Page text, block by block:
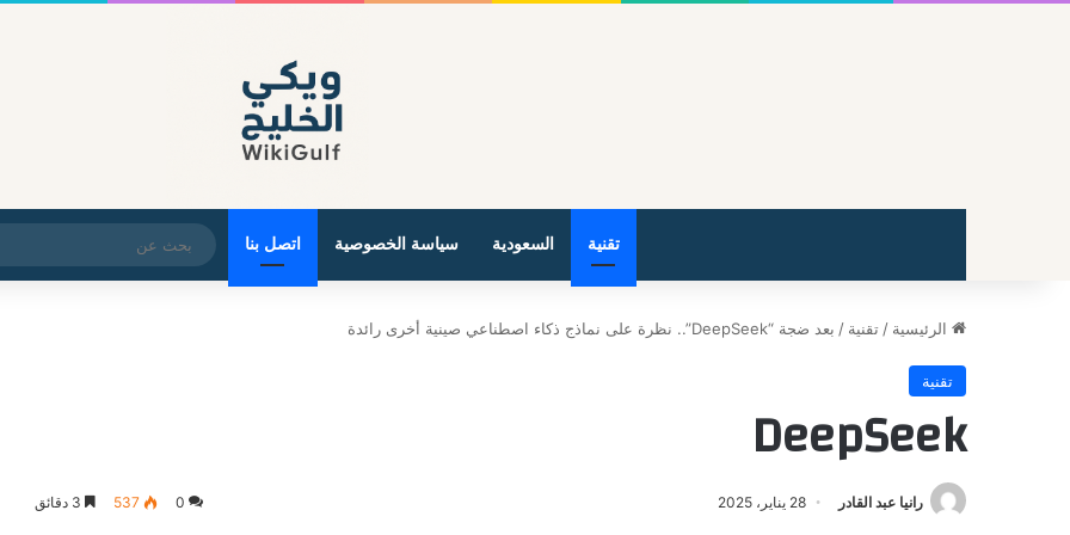
تقنية السعودية سياسة الخصوصية اتصل بنا
الرئيسية / تقنية / بعد ضجة “DeepSeek”.. نظرة على نماذج ذكاء اصطناعي صينية أخرى رائدة
تقنية
DeepSeek
رانيا عبد القادر 28 يناير، 2025 0
537